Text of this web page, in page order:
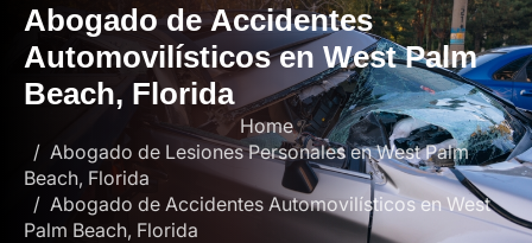
Abogado de Accidentes
Automovilísticos en West Palm
Beach, Florida
Home
Abogado de Lesiones Personales en West Palm
Beach, Florida
Abogado de Accidentes Automovilísticos en West
Palm Beach, Florida